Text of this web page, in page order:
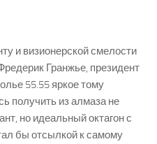
и визионерской смелости
Гранжье, президент
55.55 яркое тому
получить из алмаза не
но идеальный октагон с
бы отсылкой к самому